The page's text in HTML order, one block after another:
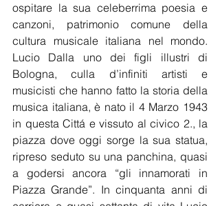
ospitare la sua celeberrima poesia e
canzoni, patrimonio comune della
cultura musicale italiana nel mondo.
Lucio Dalla uno dei figli illustri di
Bologna, culla d’infiniti artisti e
musicisti che hanno fatto la storia della
musica italiana, è nato il 4 Marzo 1943
in questa Cittá e vissuto al civico 2., la
piazza dove oggi sorge la sua statua,
ripreso seduto su una panchina, quasi
a godersi ancora “gli innamorati in
Piazza Grande”. In cinquanta anni di